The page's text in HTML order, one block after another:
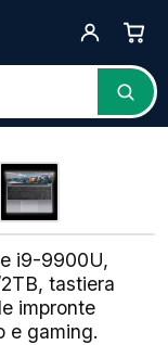
i9-9900U,
tastiera
impronte
e gaming.